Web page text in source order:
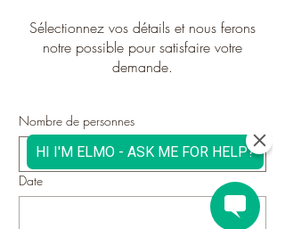
Sélectionnez vos détails et nous ferons
notre possible pour satisfaire votre
demande.
Nombre de personnes
2 personnes
Date